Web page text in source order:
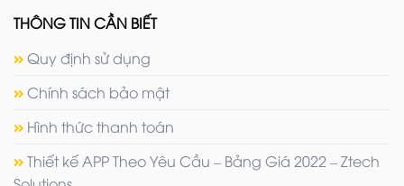
THÔNG TIN CẦN BIẾT
Quy định sử dụng
Chính sách bảo mật
Hình thức thanh toán
Thiết kế APP Theo Yêu Cầu – Bảng Giá 2022 – Ztech